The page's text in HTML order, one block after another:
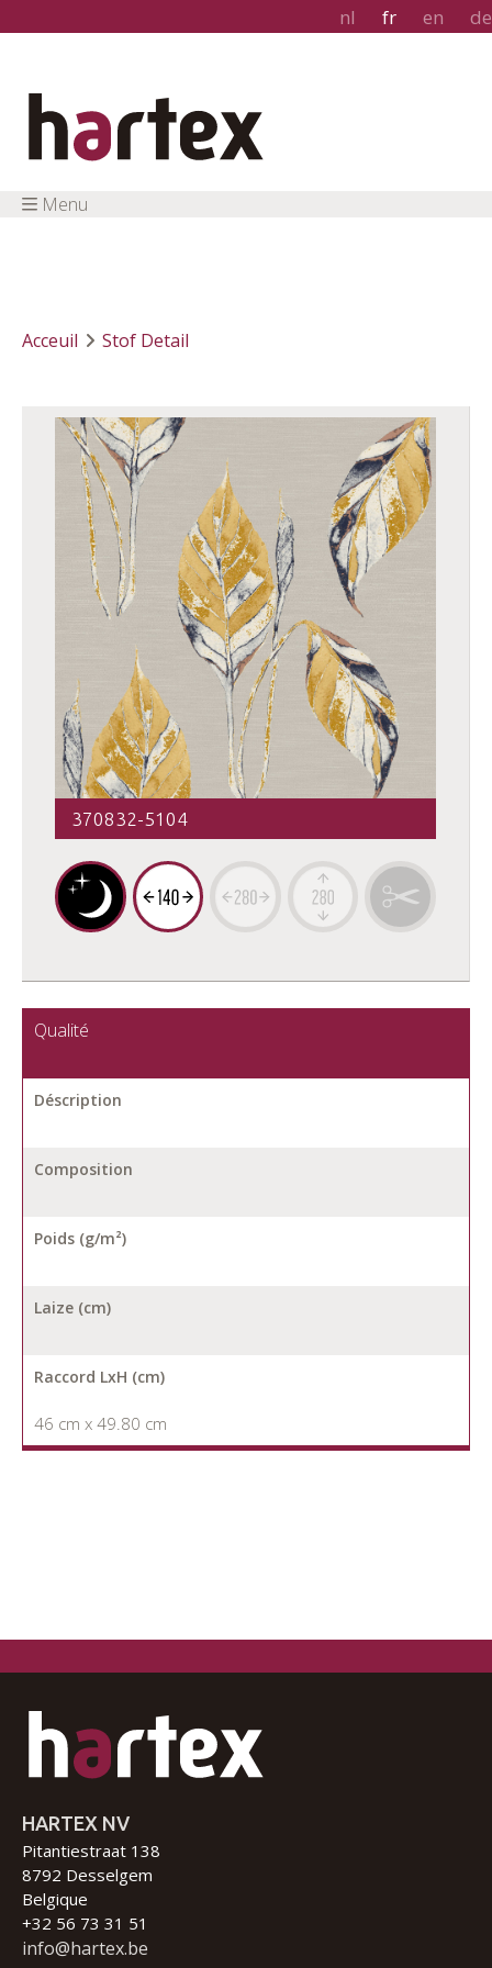
nl fr en de
Menu
Acceuil Stof Detail
370832-5104
Qualité
Déscription
Composition
Poids (g/m²)
Laize (cm)
Raccord LxH (cm)
46 cm x 49.80 cm
HARTEX NV
Pitantiestraat 138
8792 Desselgem
Belgique
+32 56 73 31 51
info@hartex.be